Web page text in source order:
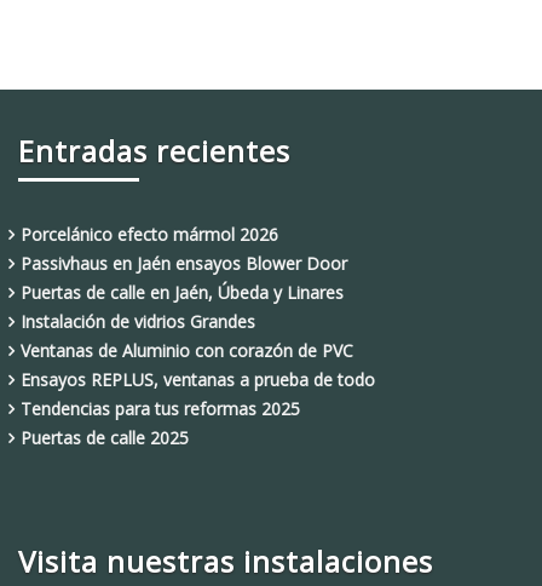
Entradas recientes
Porcelánico efecto mármol 2026
Passivhaus en Jaén ensayos Blower Door
Puertas de calle en Jaén, Úbeda y Linares
Instalación de vidrios Grandes
Ventanas de Aluminio con corazón de PVC
Ensayos REPLUS, ventanas a prueba de todo
Tendencias para tus reformas 2025
Puertas de calle 2025
Visita nuestras instalaciones